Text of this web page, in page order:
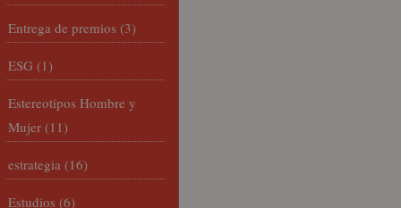
Entrega de premios (3)
ESG (1)
Estereotipos Hombre y
Mujer (11)
estrategia (16)
Estudios (6)